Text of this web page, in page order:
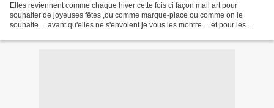
Elles reviennent comme chaque hiver cette fois ci façon mail art pour
souhaiter de joyeuses fêtes ,ou comme marque-place ou comme on le
souhaite ... avant qu'elles ne s'envolent je vous les montre ... et pour les